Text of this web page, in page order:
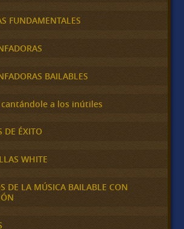
FUNDAMENTALES
BAILABLES
cantándole a los inútiles
DE ÉXITO
WHITE
DE LA MÚSICA BAILABLE CON